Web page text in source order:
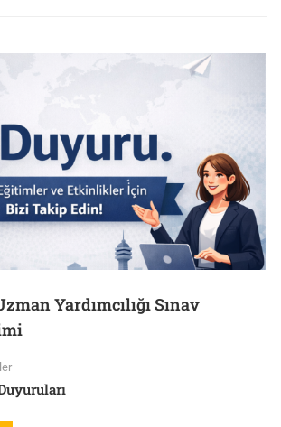
Yardımcılığı Sınav